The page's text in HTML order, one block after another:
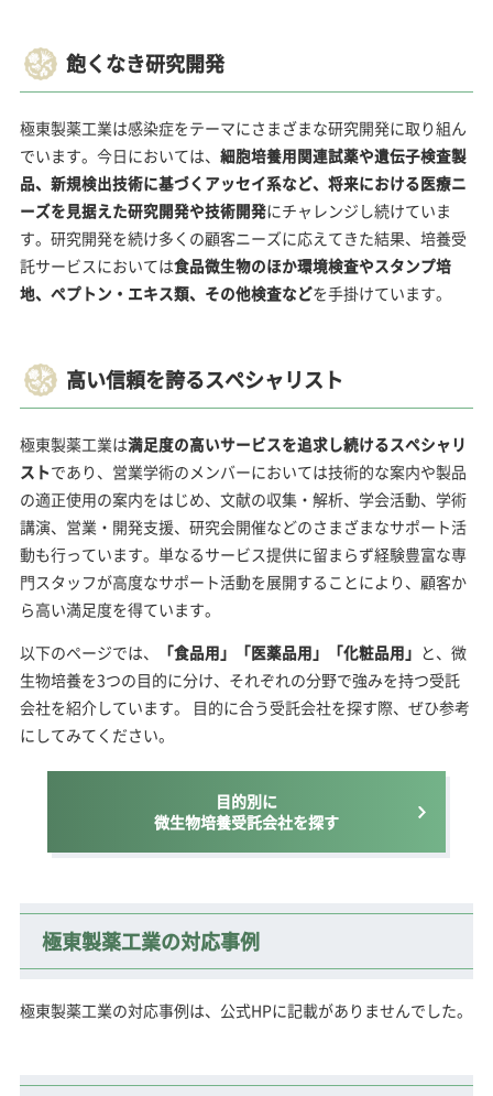
飽くなき研究開発
極東製薬工業は感染症をテーマにさまざまな研究開発に取り組ん
でいます。今日においては、 細胞培養用関連試薬や遺伝子検査製
品、新規検出技術に基づくアッセイ系など、将来における医療ニ
ーズを見据えた研究開発や技術開発にチャレンジし続けていま
す。研究開発を続け多くの顧客ニーズに応えてきた結果、培養受
託サービスにおいては食品微生物のほか環境検査やスタンプ培
地、ぺプトン・エキス類、その他検査などを手掛けています。
高い信頼を誇るスペシャリスト
極東製薬工業は満足度の高いサービスを追求し続けるスペシャリ
ストであり、営業学術のメンバーにおいては技術的な案内や製品
の適正使用の案内をはじめ、文献の収集・解析、学会活動、学術
講演、営業・開発支援、研究会開催などのさまざまなサポート活
動も行っています。単なるサービス提供に留まらず経験豊富な専
門スタッフが高度なサポート活動を展開することにより、顧客か
ら高い満足度を得ています。
以下のページでは、
「食品用」「医薬品用」「化粧品用」 と、微
生物培養を3つの目的に分け、それぞれの分野で強みを持つ受託
会社を紹介しています。 目的に合う受託会社を探す際、ぜひ参考
にしてみてください。
目的別に
微生物培養受託会社を探す
極東製薬工業の対応事例
極東製薬工業の対応事例は、公式HPに記載がありませんでした。